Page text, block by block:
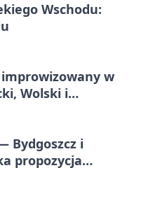
Wschodu:
w
Wolski i
Bydgoszcz i
propozycja